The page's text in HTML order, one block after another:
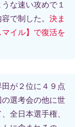
な速い攻めで１
で制した。 決ま
イル】で復活を
が２位に４９点
選考会の他に世
全日本選手権、